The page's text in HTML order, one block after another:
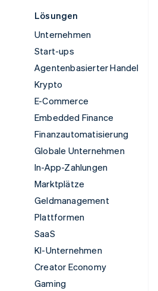
Lösungen
Unternehmen
Start-ups
Agentenbasierter Handel
Krypto
E-Commerce
Embedded Finance
Finanzautomatisierung
Globale Unternehmen
In-App-Zahlungen
Marktplätze
Geldmanagement
Plattformen
SaaS
KI-Unternehmen
Creator Economy
Gaming